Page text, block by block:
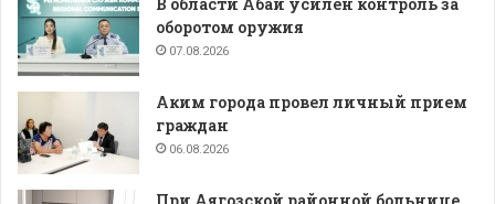
оборотом оружия
07.08.2026
Аким города провел личный прием
граждан
06.08.2026